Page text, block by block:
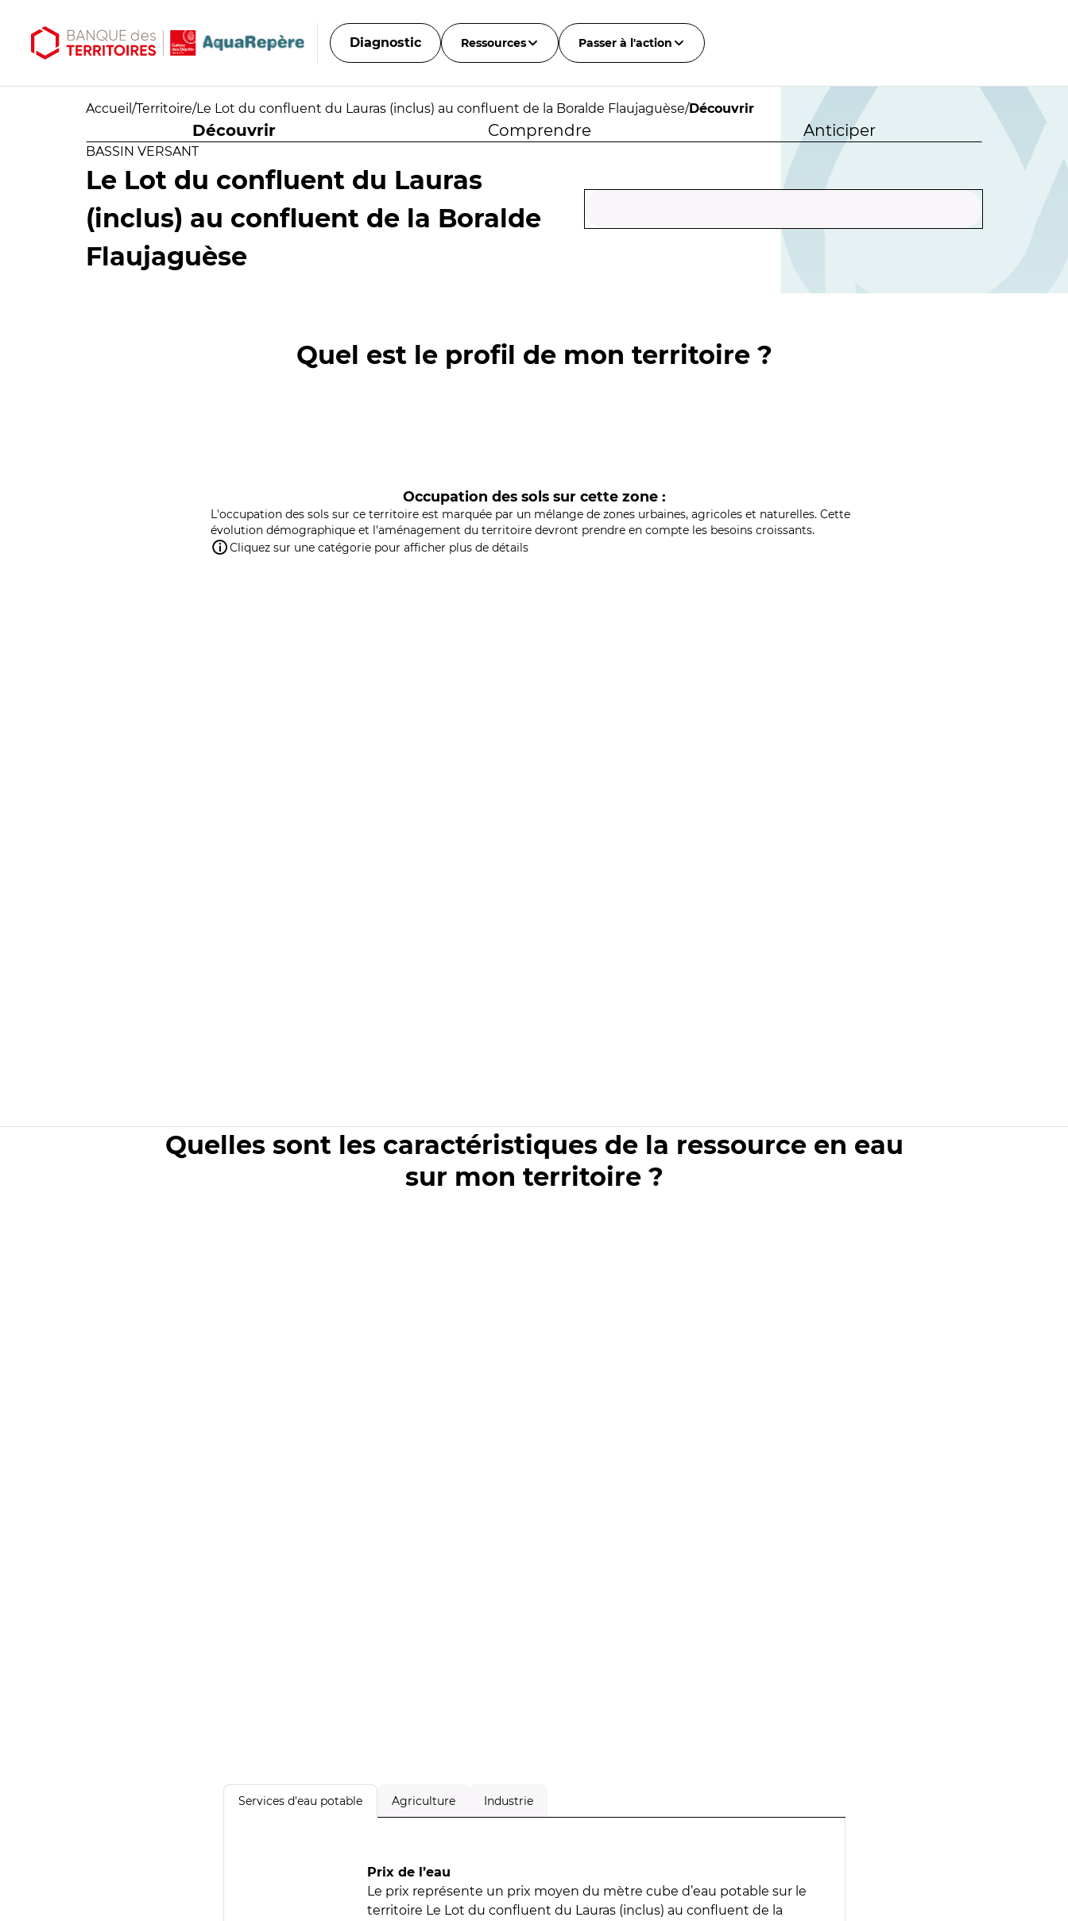
Diagnostic Ressources Passer à l'action
Accueil /Territoire/Le Lot du confluent du Lauras (inclus) au confluent de la Boralde Flaujaguèse/Découvrir
Découvrir Comprendre Anticiper
BASSIN VERSANT
Le Lot du confluent du Lauras
(inclus) au confluent de la Boralde
Flaujaguèse
Quel est le profil de mon territoire ?
Occupation des sols sur cette zone :
L'occupation des sols sur ce territoire est marquée par un mélange de zones urbaines, agricoles et naturelles. Cette
évolution démographique et l'aménagement du territoire devront prendre en compte les besoins croissants.
Cliquez sur une catégorie pour afficher plus de détails
Quelles sont les caractéristiques de la ressource en eau
sur mon territoire ?
Services d'eau potable Agriculture Industrie
Prix de l’eau
Le prix représente un prix moyen du mètre cube d’eau potable sur le
territoire Le Lot du confluent du Lauras (inclus) au confluent de la